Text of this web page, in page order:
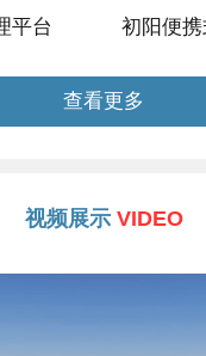
平台 初阳便
查看更多
视频展示 VIDEO